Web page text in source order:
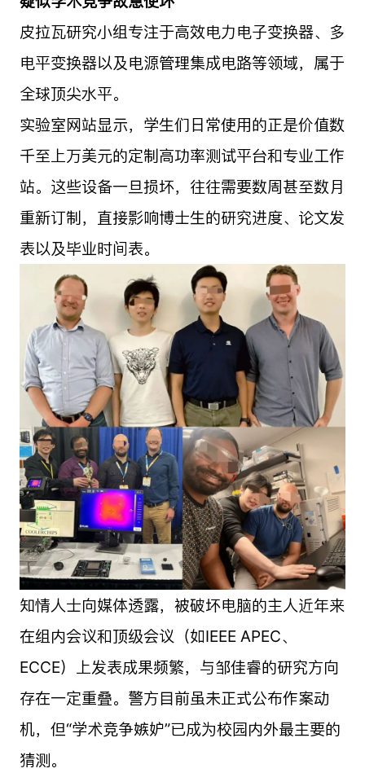
皮拉瓦研究小组专注于高效电力电子变换器、多
电平变换器以及电源管理集成电路等领域，属于
全球顶尖水平。
实验室网站显示，学生们日常使用的正是价值数
千至上万美元的定制高功率测试平台和专业工作
站。这些设备一旦损坏，往往需要数周甚至数月
重新订制，直接影响博士生的研究进度、论文发
表以及毕业时间表。
知情人士向媒体透露，被破坏电脑的主人近年来
在组内会议和顶级会议（如IEEE APEC、
ECCE）上发表成果频繁，与邹佳睿的研究方向
存在一定重叠。警方目前虽未正式公布作案动
机，但“学术竞争嫉妒”已成为校园内外最主要的
猜测。